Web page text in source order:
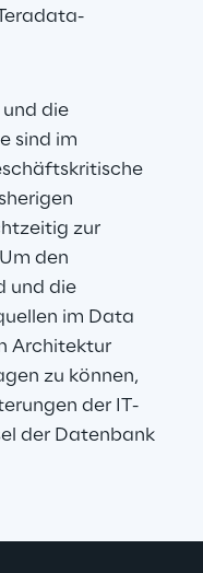
und die
sind im
zur
den
und die
im Data
Architektur
zu können,
der IT-
der Datenbank